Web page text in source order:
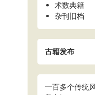
术数典籍
杂刊旧档
古籍发布
一百多个传统